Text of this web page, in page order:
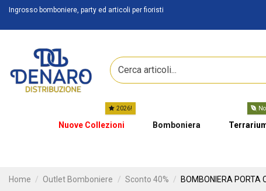
Ingrosso bomboniere, party ed articoli per fioristi
Nuove Collezioni
2026!
Bomboniera
Home Outlet Bomboniere Sconto 40% BOMBONIERA PORTA